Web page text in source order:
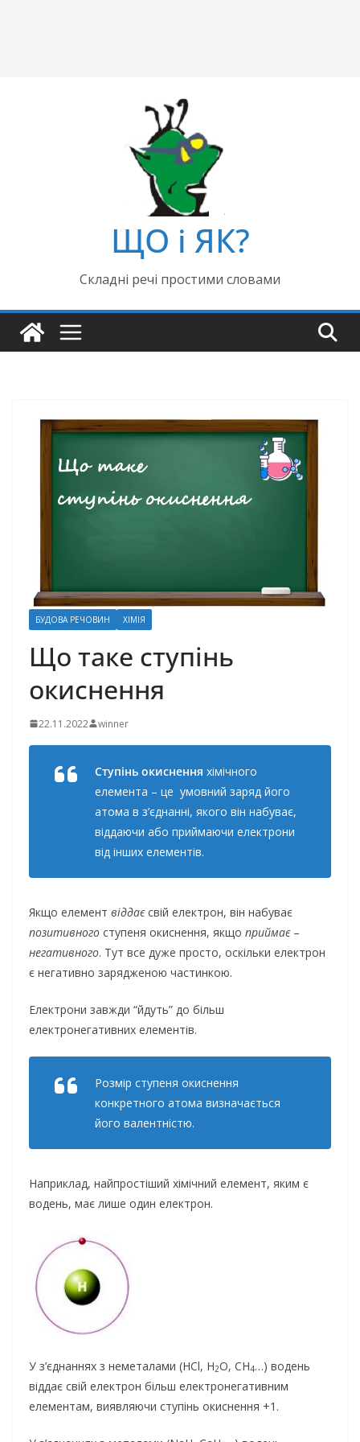
ЩО і ЯК?
Складні речі простими словами
БУДОВА РЕЧОВИН ХІМІЯ
Що таке ступінь
окиснення
22.11.2022 winner
Ступінь окиснення хімічного
елемента – це умовний заряд його
атома в з’єднанні, якого він набуває,
віддаючи або приймаючи електрони
від інших елементів.
Якщо елемент віддаєсвій електрон, він набуває
позитивного ступеня окиснення, якщо приймає–
негативного. Тут все дуже просто, оскільки електрон
є негативно зарядженою частинкою.
Електрони завжди “йдуть” до більш
електронегативних елементів.
Розмір ступеня окиснення
конкретного атома визначається
його валентністю.
Наприклад, найпростіший хімічний елемент, яким є
водень, має лише один електрон.
У з’єднаннях з неметалами (HCl, H2O, CH4…) водень
віддає свій електрон більш електронегативним
елементам, виявляючи ступінь окиснення +1.